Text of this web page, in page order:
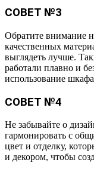
СОВЕТ №3
Обратите внимание
качественных
выглядеть лучше.
работали плавно и
использование
СОВЕТ №4
Не забывайте о
гармонировать с
цвет и отделку,
и декором, чтобы